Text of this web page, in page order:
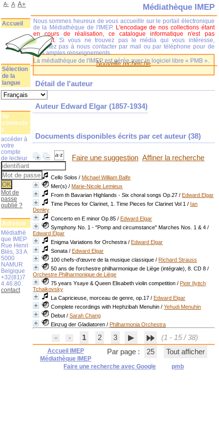
Nouvelle recherche
Détail de l'auteur
Auteur Edward Elgar (1857-1934)
Documents disponibles écrits par cet auteur (38)
Faire une suggestion Affiner la recherche
Cello Solos /Michael William Balfe
Mer(s) /Marie-Nicole Lemieux
From th Bavarian Highlands - Six choral songs Op.27 /Edward Elgar
Time Pieces for Clarinet, 1. Time Pieces for Clarinet Vol 1 / Ian
Denley
Concerto en E minor Op.85 /Edward Elgar
Symphony No. 1 - "Pomp and circumstance" Marches Nos. 1 & 4 /
Edward Elgar
Enigma Variations for Orchestra /Edward Elgar
Sonata /Edward Elgar
100 chefs-d'œuvre de la musique classique /Richard Strauss
50 ans de l'orchestre philharmonique de Liège (intégrale), 8. CD 8 /
Orchestre Philharmonique de Liège
75 years Ysaye & Queen Elisabeth violin competition /Piotr Ilyitch
Tchaikovsky
La Capricieuse, morceau de genre, op.17 /Edward Elgar
Complete recordings with Hephzibah Menuhin /Yehudi Menuhin
Debut /Sarah Chang
Einzug der Gladiatoren /Philharmonia Orchestra
1 2 3
(1 - 15 / 38)
Par page :
25 Tout afficher
Accueil IMEP
Médiathèque IMEP
Faire une recherche avec Google
pmb
Médiathèque IMEP
Nous sommes heureux de vous accueillir sur le portail électronique
de la Médiathèque de l'IMEP. L'encodage de nos collections étant
en cours de réalisation, ce catalogue informatique n'est pas
complet.
Si vous ne trouvez pas le média qui vous intéresse,
n'hésitez pas à nous contacter par mail ou par téléphone pour de
plus amples renseignements.
La médiathèque de l'IMEP est gérée avec le logiciel libre « PMB ».
A- A A+
Accueil
Sélection
de la
langue
Se
connecte
r
accéder à
votre
compte
de lecteur
Mot de
passe
oublié ?
Adresse
Médiathè
que IMEP
Rue Henri
Blès, 33 A
5000
NAMUR
Belgique
+32(81)7
4.46.80.
contact